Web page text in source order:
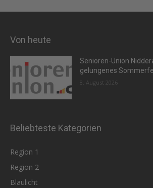
Von heute
Senioren-Union
gelungenes
8. August 2026
Beliebteste Kategorien
Region 1
Region 2
Blaulicht